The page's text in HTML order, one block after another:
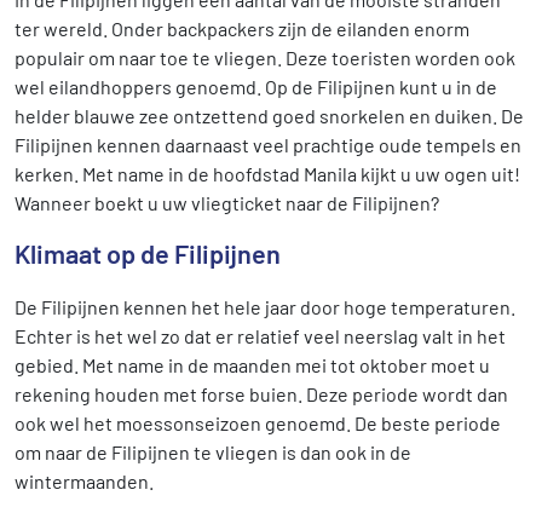
ter wereld. Onder backpackers zijn de eilanden enorm
populair om naar toe te vliegen. Deze toeristen worden ook
wel eilandhoppers genoemd. Op de Filipijnen kunt u in de
helder blauwe zee ontzettend goed snorkelen en duiken. De
Filipijnen kennen daarnaast veel prachtige oude tempels en
kerken. Met name in de hoofdstad Manila kijkt u uw ogen uit!
Wanneer boekt u uw vliegticket naar de Filipijnen?
Klimaat op de Filipijnen
De Filipijnen kennen het hele jaar door hoge temperaturen.
Echter is het wel zo dat er relatief veel neerslag valt in het
gebied. Met name in de maanden mei tot oktober moet u
rekening houden met forse buien. Deze periode wordt dan
ook wel het moessonseizoen genoemd. De beste periode
om naar de Filipijnen te vliegen is dan ook in de
wintermaanden.